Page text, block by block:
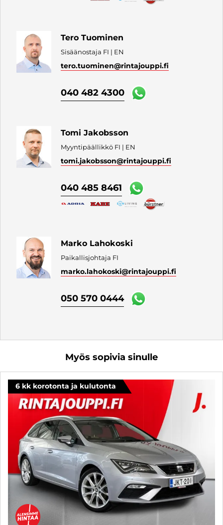
Tero Tuominen
Sisäänostaja FI | EN
tero.tuominen@rintajouppi.fi
040 482 4300
Tomi Jakobsson
Myyntipäällikkö FI | EN
tomi.jakobsson@rintajouppi.fi
040 485 8461
Marko Lahokoski
Paikallisjohtaja FI
marko.lahokoski@rintajouppi.fi
050 570 0444
Myös sopivia sinulle
6 kk korotonta ja kulutonta